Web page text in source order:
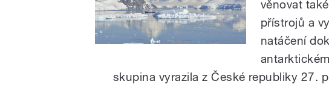
věnovat
přístrojů a
natáčení
skupina vyrazila z České republiky 27.